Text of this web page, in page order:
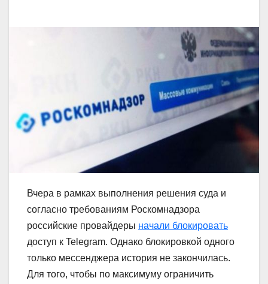
Вчера в рамках выполнения решения суда и
согласно требованиям Роскомнадзора
российские провайдеры начали блокировать
доступ к Telegram. Однако блокировкой одного
только мессенджера история не закончилась.
Для того, чтобы по максимуму ограничить